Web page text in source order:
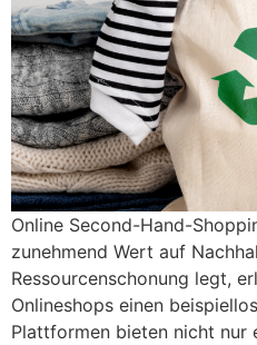
Online Second-Hand-
zunehmend Wert auf
Ressourcenschonung legt,
Onlineshops einen
Plattformen bieten nicht nur